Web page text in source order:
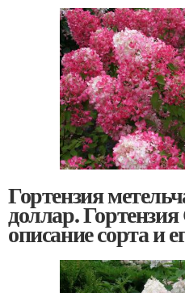
Гортензия
доллар.
описание сорта и